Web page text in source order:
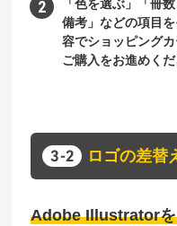
「色を選ぶ」「冊
備考」などの項目
容でショッピング
ご購入をお進めくだ
ロゴの差替
Adobe Illustratorを